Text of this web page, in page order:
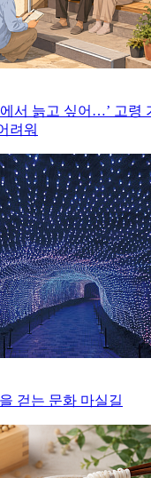
서 늙고 싶어…’ 고령
려워
걷는 문화 마실길